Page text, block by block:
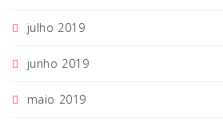
julho 2019
junho 2019
maio 2019